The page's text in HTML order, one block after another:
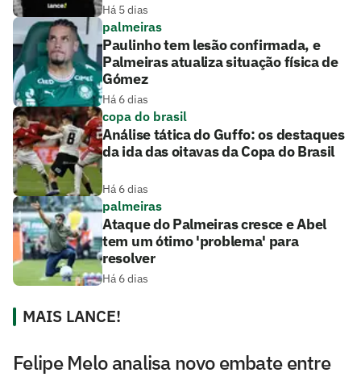
Há 5 dias
palmeiras
Paulinho tem lesão confirmada, e
Palmeiras atualiza situação física de
Gómez
Há 6 dias
copa do brasil
Análise tática do Guffo: os destaques
da ida das oitavas da Copa do Brasil
Há 6 dias
palmeiras
Ataque do Palmeiras cresce e Abel
tem um ótimo 'problema' para
resolver
Há 6 dias
MAIS LANCE!
Felipe Melo analisa novo embate entre